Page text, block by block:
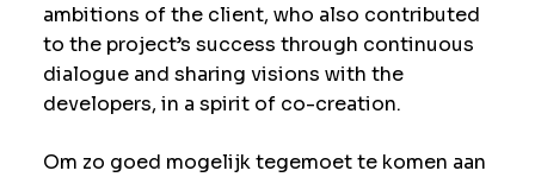
ambitions of the client, who also contributed
to the project’s success through continuous
dialogue and sharing visions with the
developers, in a spirit of co-creation.
Om zo goed mogelijk tegemoet te komen aan